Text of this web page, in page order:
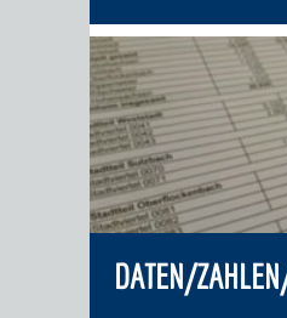
STÄRKEN"
FÜR
DIE
PLATZVERGABE
TIPPS
&
TREFFS
A
BIS
Z
DATEN/